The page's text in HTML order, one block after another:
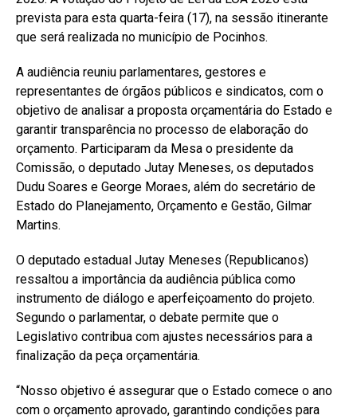
prevista para esta quarta-feira (17), na sessão itinerante
que será realizada no município de Pocinhos.
A audiência reuniu parlamentares, gestores e
representantes de órgãos públicos e sindicatos, com o
objetivo de analisar a proposta orçamentária do Estado e
garantir transparência no processo de elaboração do
orçamento. Participaram da Mesa o presidente da
Comissão, o deputado Jutay Meneses, os deputados
Dudu Soares e George Moraes, além do secretário de
Estado do Planejamento, Orçamento e Gestão, Gilmar
Martins.
O deputado estadual Jutay Meneses (Republicanos)
ressaltou a importância da audiência pública como
instrumento de diálogo e aperfeiçoamento do projeto.
Segundo o parlamentar, o debate permite que o
Legislativo contribua com ajustes necessários para a
finalização da peça orçamentária.
“Nosso objetivo é assegurar que o Estado comece o ano
com o orçamento aprovado, garantindo condições para